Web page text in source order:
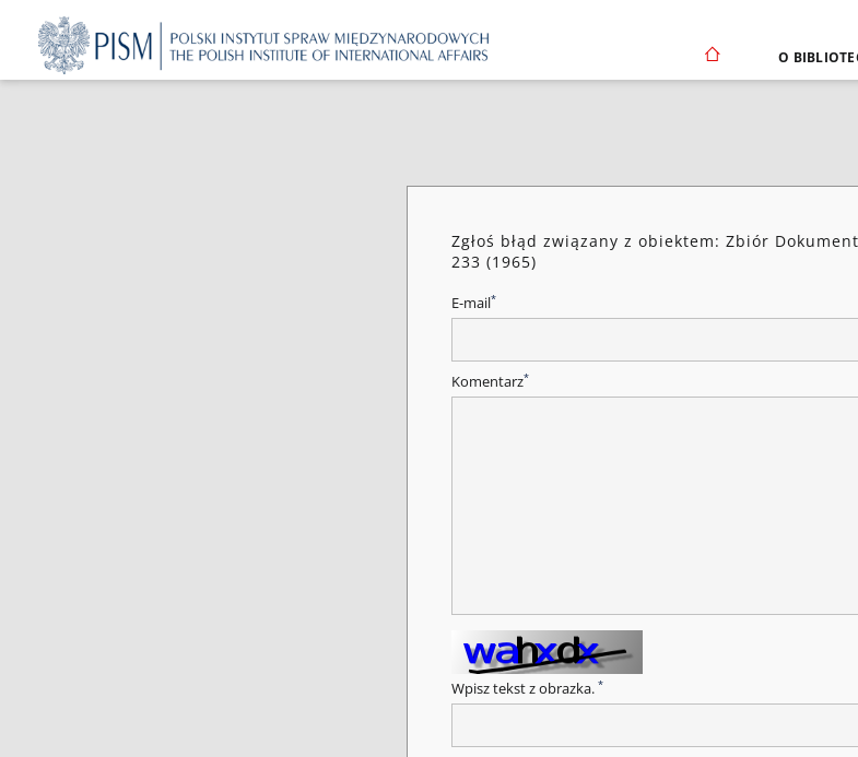
O
Zgłoś błąd związany z obiektem: Zbiór
233 (1965)
E-mail*
Komentarz*
Wpisz tekst z obrazka. *